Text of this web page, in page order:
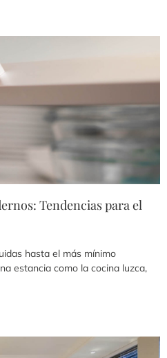
Tendencias para el
hasta el más mínimo
estancia como la cocina luzca,